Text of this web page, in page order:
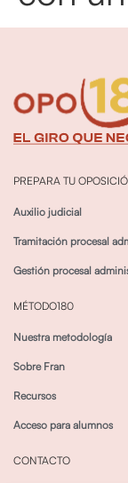
PREPARA TU
Auxilio judicial
Tramitación procesal
Gestión procesal
MÉTODO180
Nuestra metodología
Sobre Fran
Recursos
Acceso para alumnos
CONTACTO